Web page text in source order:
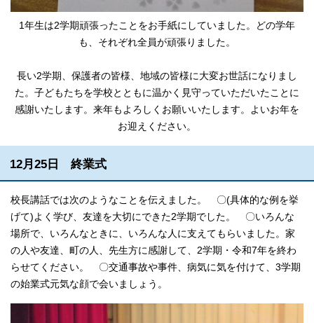
1年生は2学期頑張ったことをお手紙にしていました。どの学年
も、それぞれ全員が頑張りました。
長い2学期、保護者の皆様、地域の皆様に大変お世話になりまし
た。子どもたちを学校とともに温かく見守っていただいたことに
感謝いたします。来年もよろしくお願いいたします。よいお年を
お迎えください。
12月25日 終業式
校長講話では次のようなことを伝えました。 〇(具体的な例を挙
げて)よく学び、友達を大切にできた2学期でした。 〇いろんな
場所で、いろんなときに、いろんな人に支えてもらいました。家
の人や友達、町の人、先生方に感謝して、2学期・令和7年を終わ
らせてください。 〇交通事故や事件、病気に気を付けて、3学期
の始業式元気な顔で会いましょう。